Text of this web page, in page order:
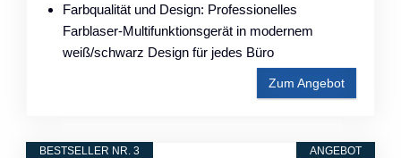
Farbqualität und Design: Professionelles
Farblaser-Multifunktionsgerät in modernem
weiß/schwarz Design für jedes Büro
Zum Angebot
ANGEBOT
BESTSELLER NR. 3